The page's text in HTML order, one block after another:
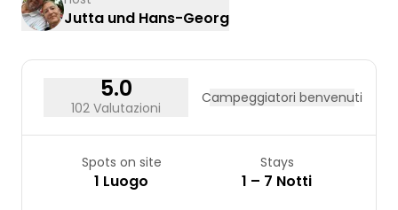
17
18 19 20
Jutta und Hans-Georg
5.0
102 Valutazioni
Campeggiatori benvenuti
Spots on site
1 Luogo
Stays
1 – 7 Notti